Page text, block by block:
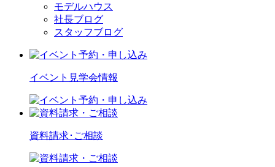
モデルハウス
社長ブログ
スタッフブログ
イベント見学会情報
資料請求･ご相談